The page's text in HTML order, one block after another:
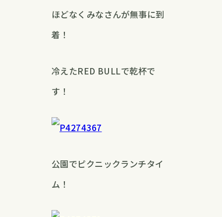
ほどなくみなさんが無事に到
着！
冷えたRED BULLで乾杯で
す！
公園でピクニックランチタイ
ム！